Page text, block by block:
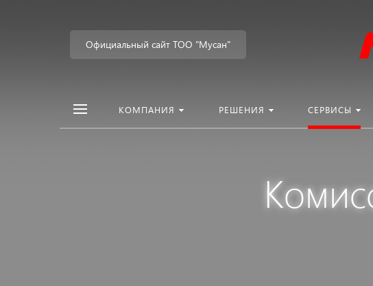
Официальный сайт ТОО "Мусан"
КОМПАНИЯ РЕШЕНИЯ СЕРВИСЫ